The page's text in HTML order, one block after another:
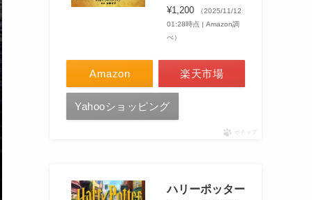
¥1,200
（2025/11/12
01:28時点 | Amazon調
べ）
Amazon 楽天市場
Yahooショッピング
ポチップ
ハリーポッター